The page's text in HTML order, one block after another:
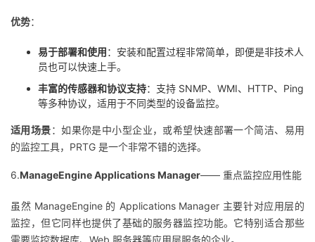
优势：
易于部署和使用：安装和配置过程非常简单，即便是非技术人
员也可以快速上手。
丰富的传感器和协议支持：支持 SNMP、WMI、HTTP、Ping
等多种协议，适用于不同类型的设备监控。
适用场景：如果你是中小型企业，或希望快速部署一个简洁、易用
的监控工具，PRTG 是一个非常不错的选择。
6.ManageEngine Applications Manager—— 重点监控应用性能
虽然 ManageEngine 的 Applications Manager 主要针对应用层的
监控，但它同样也提供了基础的服务器监控功能。它特别适合那些
需要监控数据库、Web 服务器等应用层服务的企业。